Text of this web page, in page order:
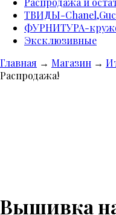
ТВИДЫ-
ФУРНИТУРА-
Эксклюзивные
Главная → Магазин →
Распродажа!
Вышивка